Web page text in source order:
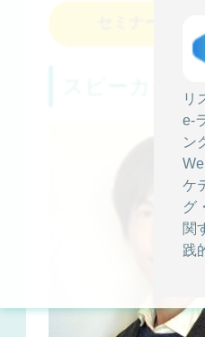
リ
e-
ン
ケ
グ
関
践
セミナーへ申